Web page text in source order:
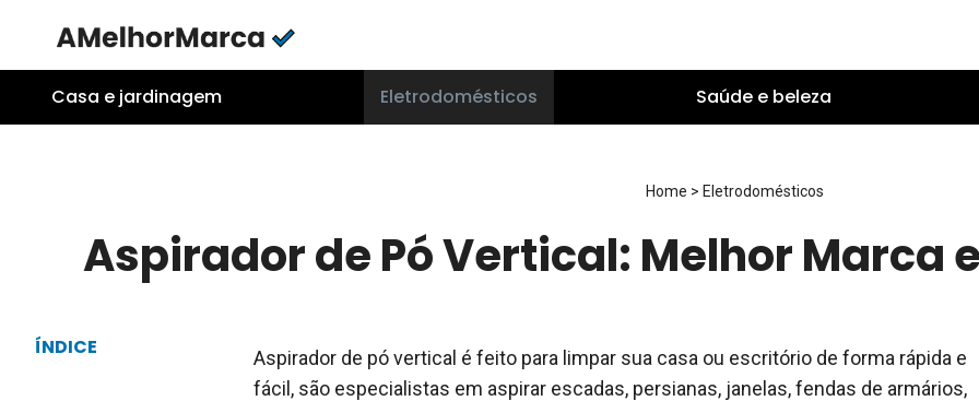
content
Casa e jardinagem Eletrodomésticos Saúde e beleza
Home > Eletrodomésticos
Aspirador de Pó Vertical: Melhor Marca
ÍNDICE
Aspirador de pó vertical é feito para limpar sua casa ou escritório de forma rápida e
fácil, são especialistas em aspirar escadas, persianas, janelas, fendas de armários,